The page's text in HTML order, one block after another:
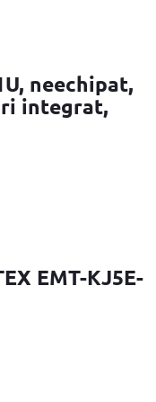
neechipat,
integrat,
EMT-KJ5E-